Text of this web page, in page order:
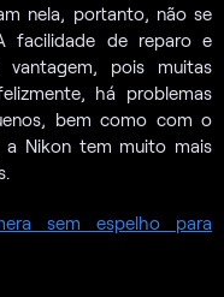
nela, portanto, não se
facilidade de reparo e
pois muitas
há problemas
bem como com o
a Nikon tem muito mais
sem espelho para